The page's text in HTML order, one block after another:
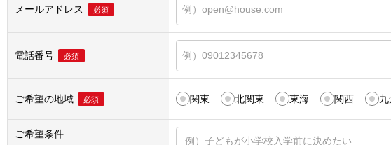
メールアドレス 必須
電話番号 必須
ご希望の地域 必須 関東 北関東 東海 関西 九
ご希望条件